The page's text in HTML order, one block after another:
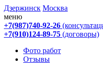
Дзержинск Москва
меню
+7(987)740-92-26
+7(910)124-89-75 (договоры)
Фото работ
Отзывы